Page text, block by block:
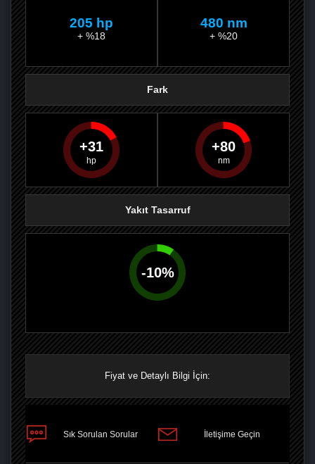
PAYLAŞPAYLAŞPLUS'TA
205 hp
+ %18
480 nm
+ %20
Fark
31 80
Yakıt Tasarruf
-10%
Fiyat ve Detaylı Bilgi İçin:
Sık Sorulan Sorular İletişime Geçin